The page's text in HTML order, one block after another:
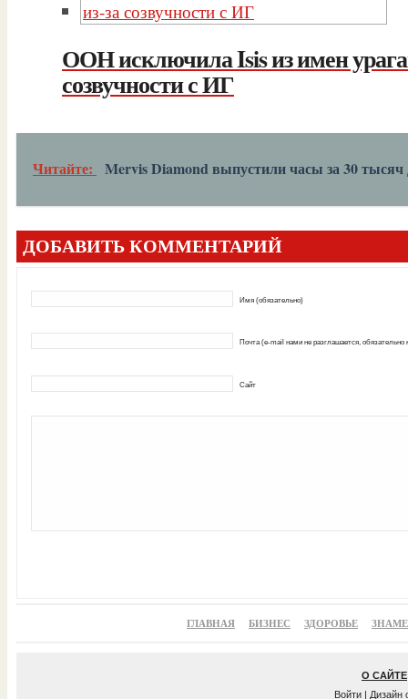
ООН исключила Isis из имен
созвучности с ИГ
Читайте: Mervis Diamond выпустили часы за 30 тысяч
ДОБАВИТЬ КОММЕНТАРИЙ
Имя (обязательно)
Почта (e-mail нами не разглашается, обязательно
Сайт
ГЛАВНАЯ БИЗНЕС ЗДОРОВЬЕ
О САЙТЕ
Войти | Дизайн